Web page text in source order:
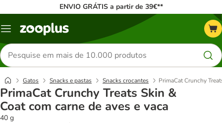
ENVIO GRÁTIS a partir de 39€**
Menu
Pesquisar
produtos
Gatos Snacks e pastas Snacks crocantes PrimaCat Crunchy
PrimaCat Crunchy Treats Skin &
Coat com carne de aves e vaca
40 g